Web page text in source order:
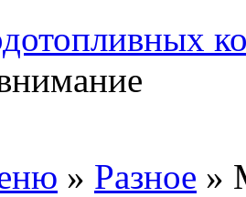
» Разное »